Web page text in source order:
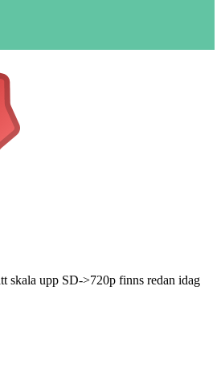
skala upp SD->720p finns redan idag